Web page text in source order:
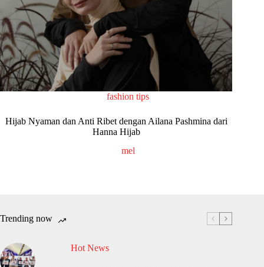
fashion tips
Hijab Nyaman dan Anti Ribet dengan Ailana Pashmina dari
Hanna Hijab
mel
Trending now
Hot News